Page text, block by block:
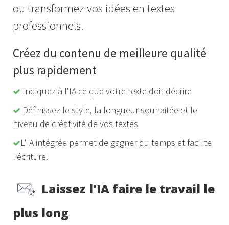
ou transformez vos idées en textes
professionnels.
Créez du contenu de meilleure qualité
plus rapidement
Indiquez à l'IA ce que votre texte doit décrire
Définissez le style, la longueur souhaitée et le
niveau de créativité de vos textes
L'IA intégrée permet de gagner du temps et facilite
l'écriture.
Laissez l'IA faire le travail le
plus long